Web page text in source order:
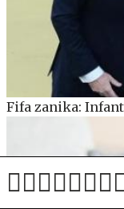
Fifa zanika: